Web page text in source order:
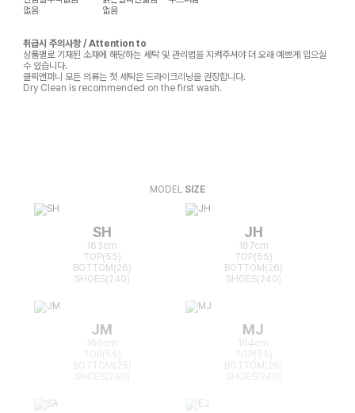
없음
없음
취급시 주의사항 / Attention to
상품별로 기재된 소재에 해당하는 세탁 및 관리법을 지켜주셔야 더 오래 예쁘게 입으실
수 있습니다.
클릭앤퍼니 모든 의류는 첫 세탁은 드라이크리닝을 권장합니다.
Dry Clean is recommended on the first wash.
MODEL SIZE
SH
163cm
TOP(55)
BOTTOM(26)
SHOES(240)
JH
167cm
TOP(55)
BOTTOM(26)
SHOES(240)
JM
166cm
TOP(55)
BOTTOM(25)
MJ
164cm
TOP(55)
BOTTOM(26)